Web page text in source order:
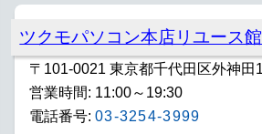
ツクモパソコン本店リユース館
〒101-0021 東京都千代田区外神田
営業時間: 11:00～19:30
電話番号: 03-3254-3999